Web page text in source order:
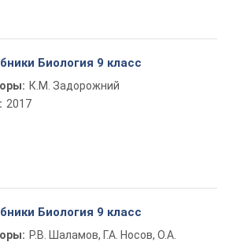
Биология 9 класс
К.М. Задорожний
2017
Биология 9 класс
Р.В. Шаламов, Г.А. Носов, О.А.